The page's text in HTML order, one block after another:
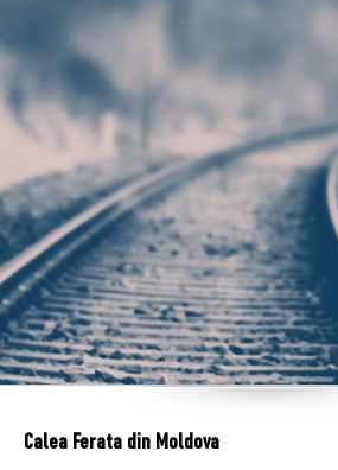
Calea Ferata din Moldova